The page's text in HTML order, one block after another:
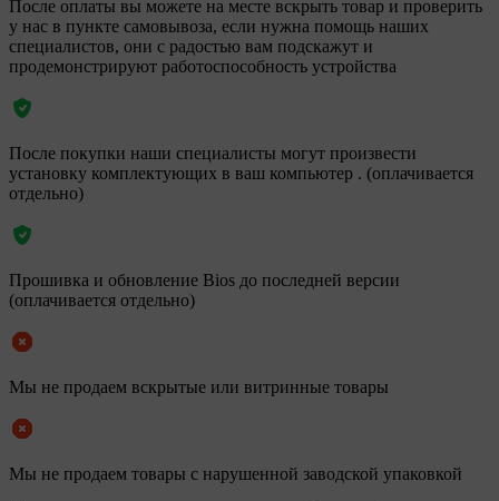
После оплаты вы можете на месте вскрыть товар и проверить
у нас в пункте самовывоза, если нужна помощь наших
специалистов, они с радостью вам подскажут и
продемонстрируют работоспособность устройства
После покупки наши специалисты могут произвести
установку комплектующих в ваш компьютер . (оплачивается
отдельно)
Прошивка и обновление Bios до последней версии
(оплачивается отдельно)
Мы не продаем вскрытые или витринные товары
Мы не продаем товары с нарушенной заводской упаковкой